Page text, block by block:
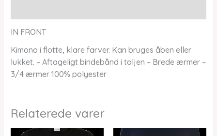
IN FRONT
Kimono i flotte, klare farver. Kan bruges åben eller
lukket. – Aftageligt bindebånd i taljen – Brede ærmer –
3/4 ærmer 100% polyester
Relaterede varer